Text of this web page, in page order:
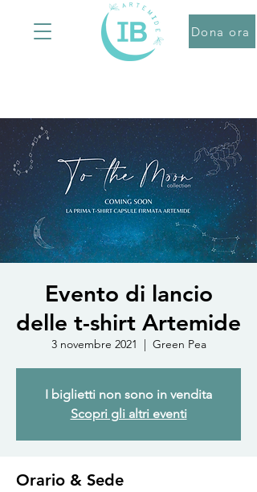
Dona ora
Evento di lancio
delle t-shirt Artemide
3 novembre 2021
  |
Green Pea
I biglietti non sono in vendita
Scopri gli altri eventi
Orario & Sede